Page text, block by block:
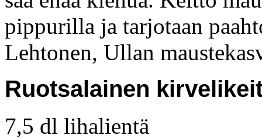
pippurilla ja tarjotaan
Lehtonen, Ullan
Ruotsalainen
7,5 dl lihalientä